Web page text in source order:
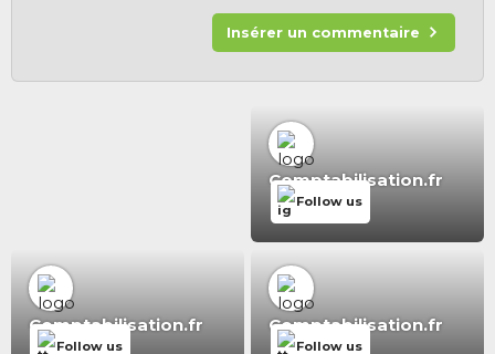
Insérer un commentaire
Comptabilisation.fr
Follow us
Comptabilisation.fr
Follow us
Comptabilisation.fr
Follow us